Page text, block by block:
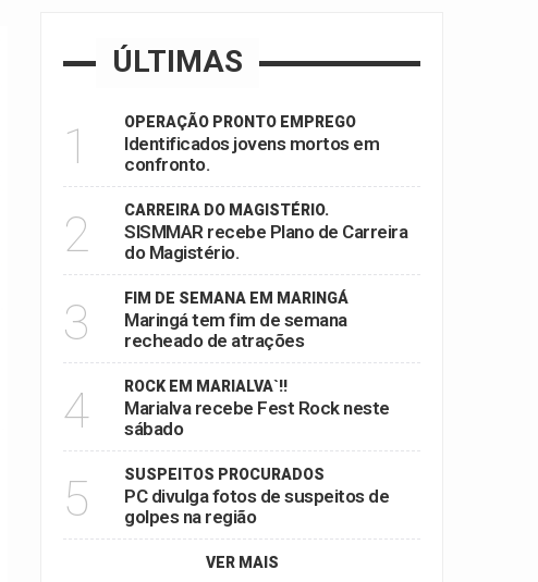
ÚLTIMAS
1 OPERAÇÃO PRONTO EMPREGO
Identificados jovens mortos em
confronto.
2 CARREIRA DO MAGISTÉRIO.
SISMMAR recebe Plano de Carreira
do Magistério.
3 FIM DE SEMANA EM MARINGÁ
Maringá tem fim de semana
recheado de atrações
4 ROCK EM MARIALVA`!!
Marialva recebe Fest Rock neste
sábado
5 SUSPEITOS PROCURADOS
PC divulga fotos de suspeitos de
golpes na região
VER MAIS